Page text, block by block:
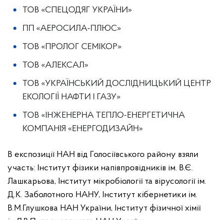
ТОВ «СПЕЦОДЯГ УКРАЇНИ»
ПП «АЕРОСИЛА-ПЛЮС»
ТОВ «ПРОЛОГ СЕМІКОР»
ТОВ «АЛЕКСАЛ»
ТОВ «УКРАЇНСЬКИЙ ДОСЛІДНИЦЬКИЙ ЦЕНТР
ЕКОЛОГІЇ НАФТИ І ГАЗУ»
ТОВ «ІНЖЕНЕРНА ТЕПЛО-ЕНЕРГЕТИЧНА
КОМПАНІЯ «ЕНЕРГОДИЗАЙН»
В експозиції НАН від Голосіївського району взяли
участь: Інститут фізики напівпровідників ім. В.Є.
Лашкарьова, Інститут мікробіології та вірусології ім.
Д.К. Заболотного НАНУ, Інститут кібернетики ім.
В.М.Глушкова НАН України, Інститут фізичної хімії